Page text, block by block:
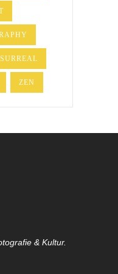
SURREAL
ZEN
& Kultur.